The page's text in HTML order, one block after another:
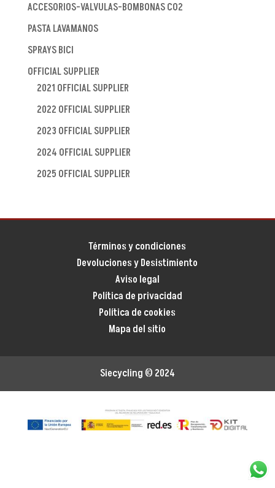
ACCESORIOS-VALVULAS-BOMBONAS CO2
PASTA LAVAMANOS
SPRAYS BICI
OFFICIAL SUPPLIER
2021 OFFICIAL SUPPLIER
2022 OFFICIAL SUPPLIER
2023 OFFICIAL SUPPLIER
2024 OFFICIAL SUPPLIER
2025 OFFICIAL SUPPLIER
Términos y condiciones
Devoluciones y Desistimiento
Aviso legal
Política de privacidad
Política de cookies
Mapa del sitio
Siecycling © 2024